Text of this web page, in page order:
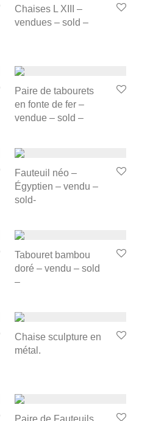
Chaises L XIII –
vendues – sold –
Paire de tabourets
en fonte de fer –
vendue – sold –
Fauteuil néo –
Égyptien – vendu –
sold-
Tabouret bambou
doré – vendu – sold
–
Chaise sculpture en
métal.
Paire de Fauteuils